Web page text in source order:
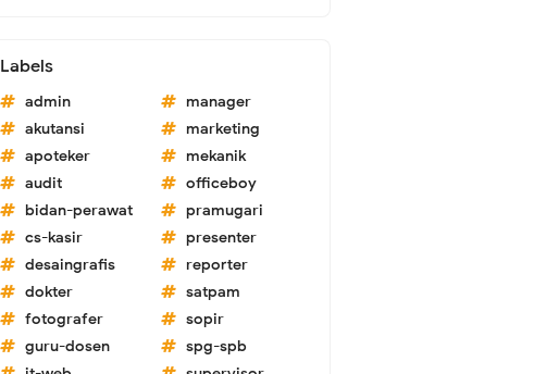
Labels
admin
akutansi
apoteker
audit
bidan-perawat
cs-kasir
desaingrafis
dokter
fotografer
guru-dosen
manager
marketing
mekanik
officeboy
pramugari
presenter
reporter
satpam
sopir
spg-spb